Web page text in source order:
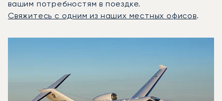
вашим потребностям в поездке.
Свяжитесь с одним из наших местных офисов.